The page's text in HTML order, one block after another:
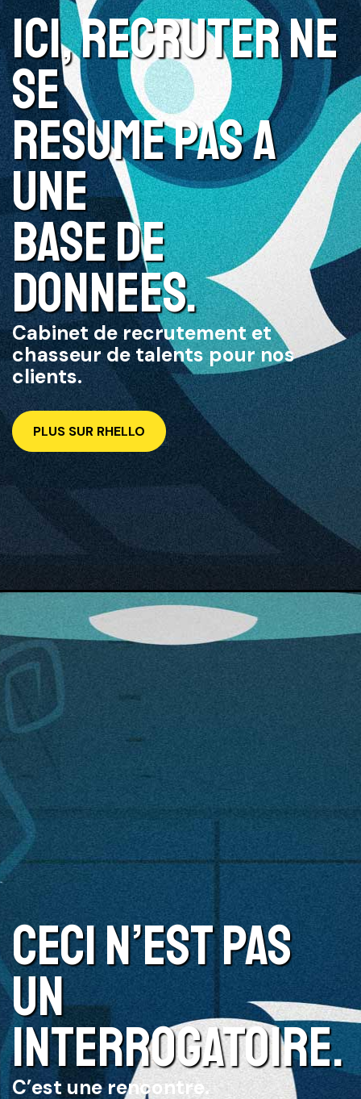
ICI, RECRUTER NE
SE
RESUME PAS A
UNE
BASE DE
DONNEES.
Cabinet de recrutement et
chasseur de talents pour nos
clients.
PLUS SUR RHELLO
CECI N’EST PAS
UN
INTERROGATOIRE.
C’est une rencontre.